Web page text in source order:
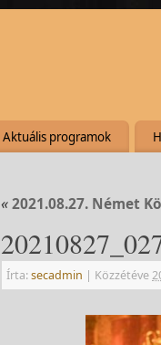
Aktuális programok
«2021.08.27. Német
Írta:secadmin | Közzétéve